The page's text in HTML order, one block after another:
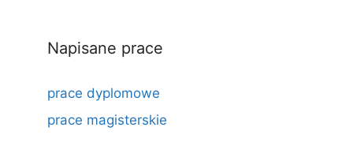
Napisane prace
prace dyplomowe
prace magisterskie